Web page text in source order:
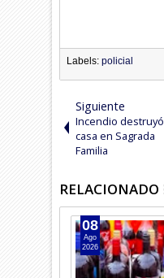
Labels:policial
Siguiente
Incendio destruyó
casa en Sagrada
Familia
RELACIONADO
08
Ago
2026